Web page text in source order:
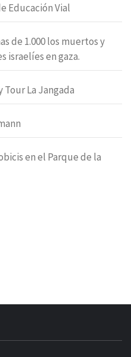
Educación Vial
de 1.000 los muertos y
israelíes en gaza.
La Jangada
en el Parque de la